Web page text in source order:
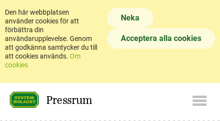
Den här webbplatsen
använder cookies för att
förbättra din
användarupplevelse. Genom
att godkänna samtycker du till
att cookies används. Om
cookies
Neka
Acceptera alla cookies
Pressrum